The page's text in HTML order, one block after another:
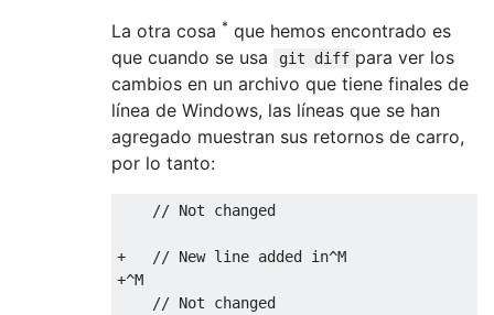
La otra cosa * que hemos encontrado es
que cuando se usa
git diff para ver los
cambios en un archivo que tiene finales de
línea de Windows, las líneas que se han
agregado muestran sus retornos de carro,
por lo tanto:
    // Not changed
+   // New line added in^M
+^M
    // Not changed